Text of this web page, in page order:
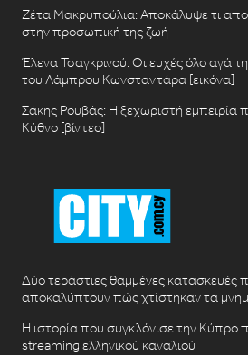
Ζέτα Μακρυπούλια: Αποκάλυψε τι
στην προσωπική της ζωή
Έλενα Τσαγκρινού: Οι ευχές όλο αγάπη
του Λάμπρου Κωνσταντάρα [εικόνα]
Σάκης Ρουβάς: Η ξεχωριστή εμπειρία
Κύθνο [βίντεο]
Δύο τεράστιες θαμμένες κατασκευές
αποκαλύπτουν πώς χτίστηκαν τα
Η ιστορία που συγκλόνισε την Κύπρο
streaming ελληνικού καναλιού